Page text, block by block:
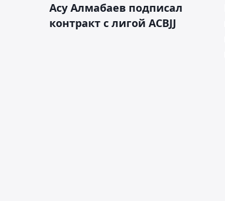
Асу Алмабаев подписал
контракт с лигой ACBJJ